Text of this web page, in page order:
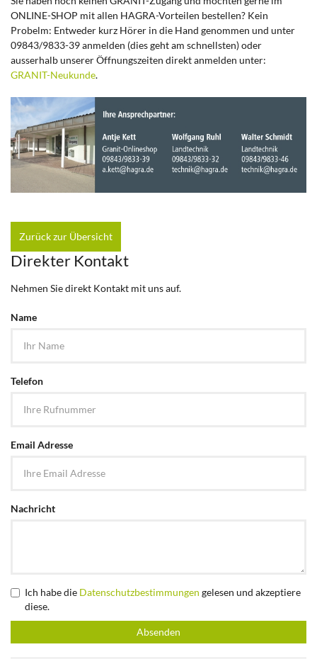
ONLINE-SHOP mit allen HAGRA-Vorteilen bestellen? Kein
Probelm: Entweder kurz Hörer in die Hand genommen und unter
09843/9833-39 anmelden (dies geht am schnellsten) oder
ausserhalb unserer Öffnungszeiten direkt anmelden unter:
GRANIT-Neukunde.
Zurück zur Übersicht
Direkter Kontakt
Nehmen Sie direkt Kontakt mit uns auf.
Name
Telefon
Email Adresse
Nachricht
Ich habe die Datenschutzbestimmungen gelesen und akzeptiere
diese.
Absenden